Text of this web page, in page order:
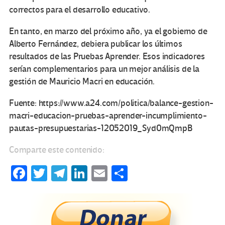
correctos para el desarrollo educativo.
En tanto, en marzo del próximo año, ya el gobierno de
Alberto Fernández, debiera publicar los últimos
resultados de las Pruebas Aprender. Esos indicadores
serían complementarios para un mejor análisis de la
gestión de Mauricio Macri en educación.
Fuente: https://www.a24.com/politica/balance-gestion-
macri-educacion-pruebas-aprender-incumplimiento-
pautas-presupuestarias-12052019_Syd0mQmpB
Comparte este contenido:
Fa T
tt
Te
gr
Li
ke
E
ail m